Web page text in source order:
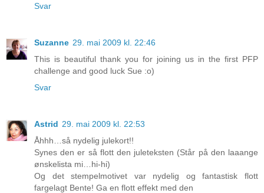
Svar
Suzanne 29. mai 2009 kl. 22:46
This is beautiful thank you for joining us in the first PFP
challenge and good luck Sue :o)
Svar
Astrid 29. mai 2009 kl. 22:53
Åhhh…så nydelig julekort!!
Synes den er så flott den juleteksten (Står på den laaange
ønskelista mi…hi-hi)
Og det stempelmotivet var nydelig og fantastisk flott
fargelagt Bente! Ga en flott effekt med den